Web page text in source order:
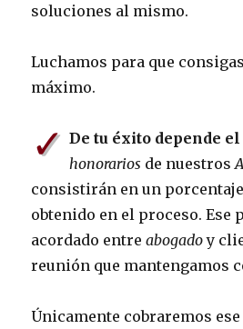
soluciones al mismo.
Luchamos para que
máximo.
✓ De tu éxito depende
honorarios de nuestros
consistirán en un
obtenido en el proceso. Ese
acordado entreabogadoy
reunión que mantengamos
Únicamente cobraremos